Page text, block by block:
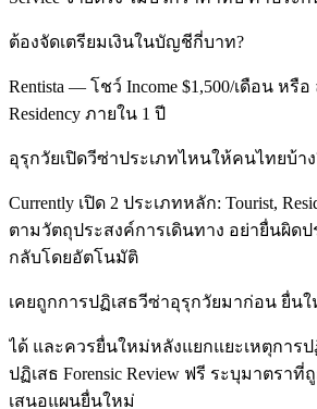
ต้องจัดเตรียมเงินในบัญชีกี่บาท?
Rentista — โชว์ Income $1,500/เดือน หรือ
Residency ภายใน 1 ปี
อุรุกวัยเปิดวีซ่าประเภทไหนให้คนไทยบ้าง
Currently เปิด 2 ประเภทหลัก: Tourist,
ตามวัตถุประสงค์การเดินทาง อย่ายื่นผิดป
กลับโดยอัตโนมัติ
เคยถูกการปฏิเสธวีซ่าอุรุกวัยมาก่อน ยื่น
ได้ และควรยื่นใหม่หลังแยกแยะเหตุการป
ปฏิเสธ Forensic Review ฟรี ระบุมาตราที่
เสนอแผนยื่นใหม่